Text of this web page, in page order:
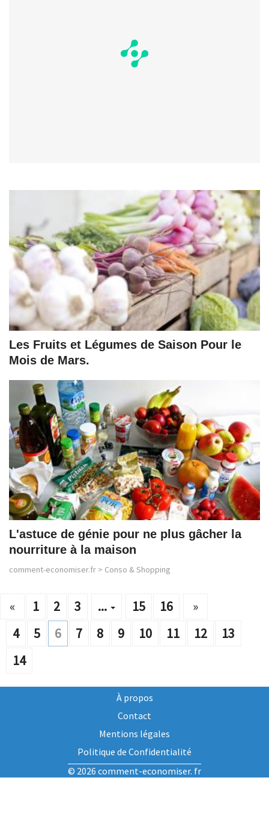
Les Fruits et Légumes de Saison Pour le
Mois de Mars.
L'astuce de génie pour ne plus gâcher la
nourriture à la maison
comment-economiser.fr > Conso & Shopping
« 1 2 3
...
4
5 6 7 8 9 10 11 12
13
14
15 16 »
À propos
Contact
Mentions légales
Politique de Confidentialité
© 2026 comment-economiser. fr